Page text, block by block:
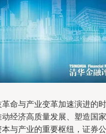
命与产业变革加速演进的时
经济高质量发展、塑造国家
与产业的重要枢纽，证券公